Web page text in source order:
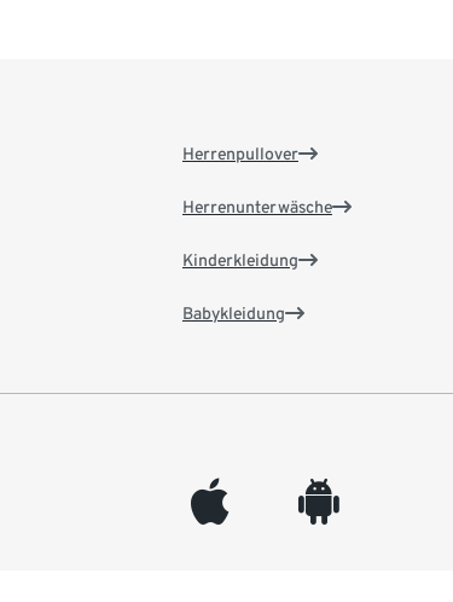
Herrenpullover
Herrenunterwäsche
Kinderkleidung
Babykleidung
appleinc android